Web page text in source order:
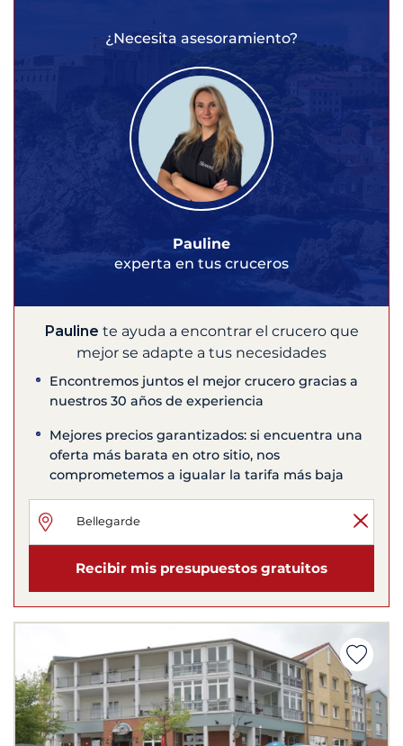
¿Necesita asesoramiento?
Pauline
experta en tus cruceros
Pauline te ayuda a encontrar el crucero que
mejor se adapte a tus necesidades
Encontremos juntos el mejor crucero gracias a
nuestros 30 años de experiencia
Mejores precios garantizados: si encuentra una
oferta más barata en otro sitio, nos
comprometemos a igualar la tarifa más baja
Recibir mis presupuestos gratuitos